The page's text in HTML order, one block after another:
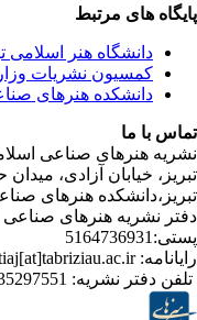
مرتبط
هنر اسلامی تبریز
نشریات وزارت علوم
هنرهای صناعی
صناعی اسلامی
آزادی، میدان حکیم
هنرهای صناعی
نشریه:4135297551-98+